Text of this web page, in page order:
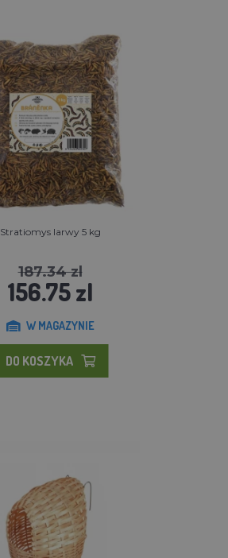
Stratiomys larwy 5 kg
187.34 zl
156.75 zl
W MAGAZYNIE
DO KOSZYKA